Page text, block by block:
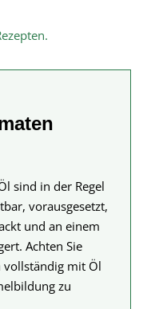
sind in der Regel
vorausgesetzt,
und an einem
Achten Sie
vollständig mit Öl
zu